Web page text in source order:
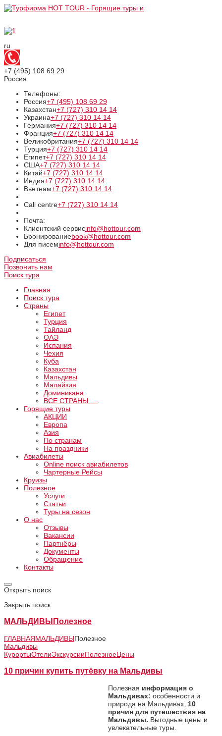
ru
+7 (495) 108 69 29
Россия
Телефоны:
Россия+7 (495) 108 69 29
Казахстан+7 (727) 310 14 14
Украина+7 (727) 310 14 14
Германия+7 (727) 310 14 14
Франция+7 (727) 310 14 14
Великобритания+7 (727) 310 14 14
Турция+7 (727) 310 14 14
Египет+7 (727) 310 14 14
США+7 (727) 310 14 14
Китай+7 (727) 310 14 14
Индия+7 (727) 310 14 14
Вьетнам+7 (727) 310 14 14
Call centre+7 (727) 310 14 14
Почта:
Клиентский сервисinfo@hottour.com
Бронированиеbook@hottour.com
Для писемinfo@hottour.com
Подписаться
Позвонить нам
Поиск тура
Главная
Поиск тура
Страны
Египет
Турция
Тайланд
ОАЭ
Испания
Чехия
Куба
Казахстан
Мальдивы
Малайзия
Доминикана
ВCE СТРАНЫ ....
Горящие туры
АКЦИИ
Европа
Азия
По странам
На праздники
Авиабилеты
Online поиск авиабилетов
Чартерные Рейсы
Круизы
Полезное
Услуги
Статьи
Туры на сезон
О нас
Отзывы
Вакансии
Партнёры
Документы
Обращение
Контакты
Открыть поиск
Закрыть поиск
МАЛЬДИВЫ Полезное
ГЛАВНАЯМАЛЬДИВЫПолезное
Мальдивы
КурортыОтелиЭкскурсииПолезноеЦены
10 причин купить путёвку на Мальдивы
Полезная информация о
Мальдивах: особенности и
природа на Мальдивах, 10
причин для путешествия на
Мальдивы. Выгодные цены и
увлекательные туры.